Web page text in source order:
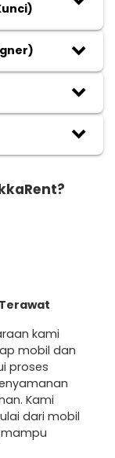
keyboard_arrow_down
keyboard_arrow_down
keyboard_arrow_down
kami
mobil dan
proses
Kami
dari mobil
mampu